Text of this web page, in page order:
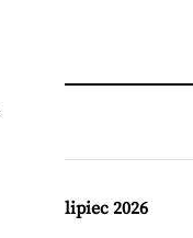
lipiec 2026